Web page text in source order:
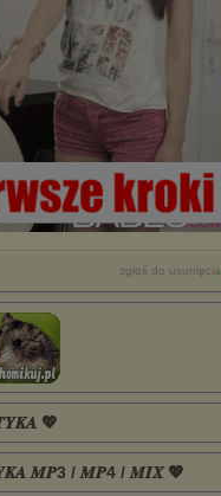
zgłoś do usunięcia
💖
𝑴𝑷3 / 𝑴𝑷4 / 𝑴𝑰𝑿 💖